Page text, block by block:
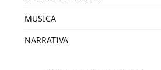
MUSICA
NARRATIVA